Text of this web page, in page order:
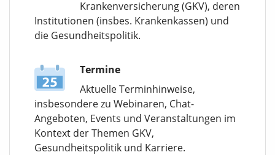
Krankenversicherung (GKV), deren
Institutionen (insbes. Krankenkassen) und
die Gesundheitspolitik.
Termine
Aktuelle Terminhinweise,
insbesondere zu Webinaren, Chat-
Angeboten, Events und Veranstaltungen im
Kontext der Themen GKV,
Gesundheitspolitik und Karriere.